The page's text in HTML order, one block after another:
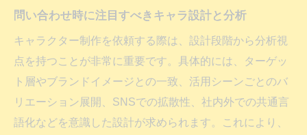
問い合わせ時に注目すべきキャラ設計と分析
キャラクター制作を依頼する際は、設計段階から分析視
点を持つことが非常に重要です。具体的には、ターゲッ
ト層やブランドイメージとの一致、活用シーンごとのバ
リエーション展開、SNSでの拡散性、社内外での共通言
語化などを意識した設計が求められます。これにより、